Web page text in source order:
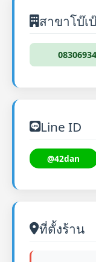
สาขาโบ๊เบ๊
Line ID
@42dan
ที่ตั้งร้าน